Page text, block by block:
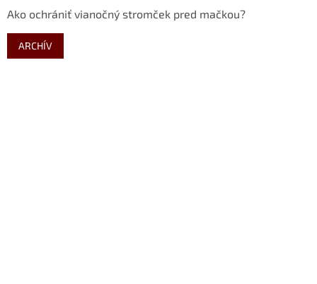
Ako ochrániť vianočný stromček pred mačkou?
ARCHÍV